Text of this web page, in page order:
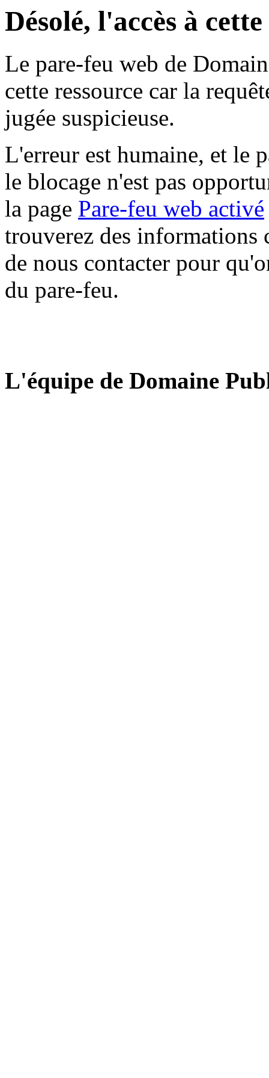
Désolé, l'accès à
Le pare-feu web de
cette ressource car la
jugée suspicieuse.
L'erreur est humaine, et le
le blocage n'est pas
la page Pare-feu web activé
trouverez des informations
de nous contacter pour
du pare-feu.
L'équipe de Domaine